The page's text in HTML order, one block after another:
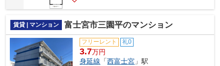
賃貸 | マンション 富士宮市三園平のマンション
フリーレント 礼0
3.7万円
身延線 「西富士宮 」駅